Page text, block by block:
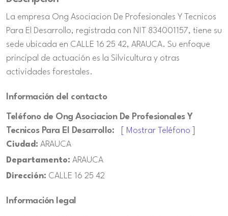
La empresa Ong Asociacion De Profesionales Y Tecnicos
Para El Desarrollo, registrada con NIT 834001157, tiene su
sede ubicada en CALLE 16 25 42, ARAUCA. Su enfoque
principal de actuación es la Silvicultura y otras
actividades forestales.
Información del contacto
Teléfono de Ong Asociacion De Profesionales Y
Tecnicos Para El Desarrollo:
[ Mostrar Teléfono ]
Ciudad: ARAUCA
Departamento: ARAUCA
Dirección: CALLE 16 25 42
Información legal